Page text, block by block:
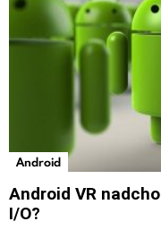
Android
Android VR
I/O?